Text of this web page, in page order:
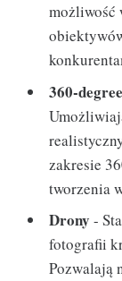
możliwość
360-
zakresie
tworzenia
Drony -
fotografii
Pozwalają